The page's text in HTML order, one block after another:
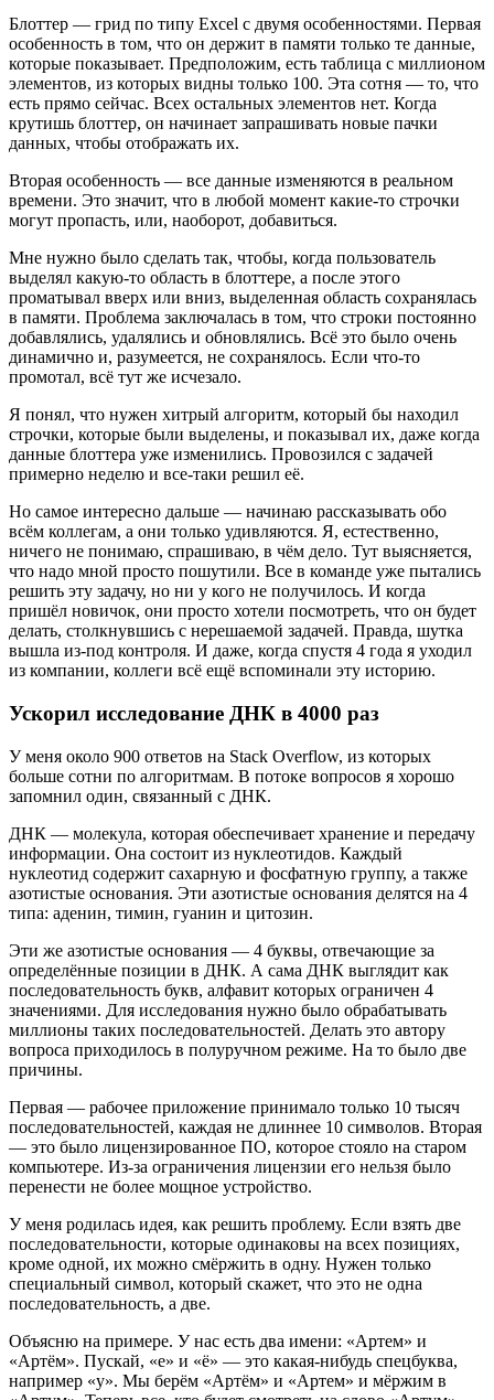
Блоттер — грид по типу Excel с двумя особенностями. Первая
особенность в том, что он держит в памяти только те данные,
которые показывает. Предположим, есть таблица с миллионом
элементов, из которых видны только 100. Эта сотня — то, что
есть прямо сейчас. Всех остальных элементов нет. Когда
крутишь блоттер, он начинает запрашивать новые пачки
данных, чтобы отображать их.
Вторая особенность — все данные изменяются в реальном
времени. Это значит, что в любой момент какие-то строчки
могут пропасть, или, наоборот, добавиться.
Мне нужно было сделать так, чтобы, когда пользователь
выделял какую-то область в блоттере, а после этого
проматывал вверх или вниз, выделенная область сохранялась
в памяти. Проблема заключалась в том, что строки постоянно
добавлялись, удалялись и обновлялись. Всё это было очень
динамично и, разумеется, не сохранялось. Если что-то
промотал, всё тут же исчезало.
Я понял, что нужен хитрый алгоритм, который бы находил
строчки, которые были выделены, и показывал их, даже когда
данные блоттера уже изменились. Провозился с задачей
примерно неделю и все-таки решил её.
Но самое интересно дальше — начинаю рассказывать обо
всём коллегам, а они только удивляются. Я, естественно,
ничего не понимаю, спрашиваю, в чём дело. Тут выясняется,
что надо мной просто пошутили. Все в команде уже пытались
решить эту задачу, но ни у кого не получилось. И когда
пришёл новичок, они просто хотели посмотреть, что он будет
делать, столкнувшись с нерешаемой задачей. Правда, шутка
вышла из-под контроля. И даже, когда спустя 4 года я уходил
из компании, коллеги всё ещё вспоминали эту историю.
Ускорил исследование ДНК в 4000 раз
У меня около 900 ответов на Stack Overflow, из которых
больше сотни по алгоритмам. В потоке вопросов я хорошо
запомнил один, связанный с ДНК.
ДНК — молекула, которая обеспечивает хранение и передачу
информации. Она состоит из нуклеотидов. Каждый
нуклеотид содержит сахарную и фосфатную группу, а также
азотистые основания. Эти азотистые основания делятся на 4
типа: аденин, тимин, гуанин и цитозин.
Эти же азотистые основания — 4 буквы, отвечающие за
определённые позиции в ДНК. А сама ДНК выглядит как
последовательность букв, алфавит которых ограничен 4
значениями. Для исследования нужно было обрабатывать
миллионы таких последовательностей. Делать это автору
вопроса приходилось в полуручном режиме. На то было две
причины.
Первая — рабочее приложение принимало только 10 тысяч
последовательностей, каждая не длиннее 10 символов. Вторая
— это было лицензированное ПО, которое стояло на старом
компьютере. Из-за ограничения лицензии его нельзя было
перенести не более мощное устройство.
У меня родилась идея, как решить проблему. Если взять две
последовательности, которые одинаковы на всех позициях,
кроме одной, их можно смёржить в одну. Нужен только
специальный символ, который скажет, что это не одна
последовательность, а две.
Объясню на примере. У нас есть два имени: «Артем» и
«Артём». Пускай, «е» и «ё» — это какая-нибудь спецбуква,
например «у». Мы берём «Артём» и «Артем» и мёржим в